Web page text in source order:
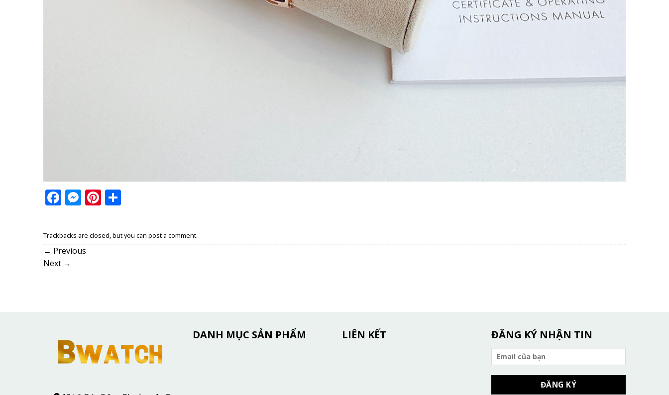
Facebook
Messenger
Pinterest
Trackbacks are closed, but you can post a comment.
← Previous
Next →
DANH MỤC SẢN PHẨM LIÊN KẾT ĐĂNG KÝ NHẬN TIN